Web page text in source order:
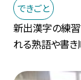
できごと
新出漢字の練習
れる熟語や書